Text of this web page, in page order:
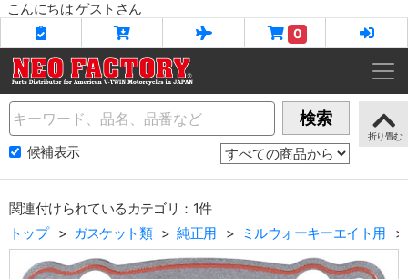
こんにちは ゲストさん
0
Name 検索
候補表示
関連付けられているカテゴリ：1件
トップ
ガスケット類 純正用 ミルウォーキーエイト用